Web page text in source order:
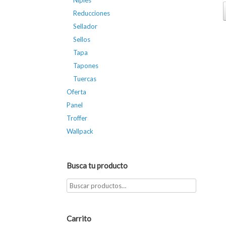
Reducciones
Sellador
Sellos
Tapa
Tapones
Tuercas
Oferta
Panel
Troffer
Wallpack
Busca tu producto
Carrito